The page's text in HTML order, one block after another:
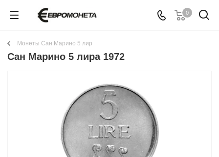
0
Монеты Сан Марино 5 лир
Сан Марино 5 лира 1972